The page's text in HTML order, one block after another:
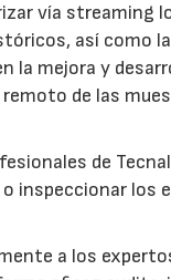
vía streaming
así como
la mejora y
de las
de
inspeccionar los
a los